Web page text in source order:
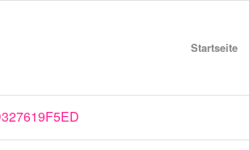
Startseite